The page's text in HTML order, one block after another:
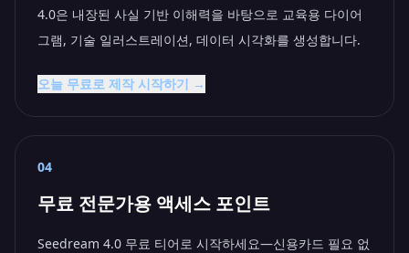
4.0은 내장된 사실 기반 이해력을 바탕으로 교육용 다이어
그램, 기술 일러스트레이션, 데이터 시각화를 생성합니다.
오늘 무료로 제작 시작하기 →
04
무료 전문가용 액세스 포인트
Seedream 4.0 무료 티어로 시작하세요—신용카드 필요 없